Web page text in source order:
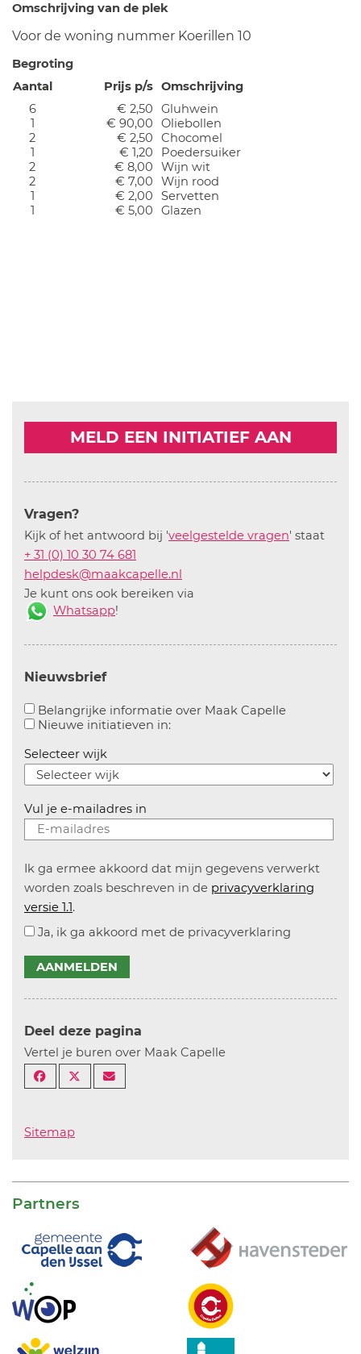
Omschrijving van de plek
Voor de woning nummer Koerillen 10
Begroting
Aantal
Prijs p/s Omschrijving
6
€ 2,50
Gluhwein
1
€ 90,00
Oliebollen
2
€ 2,50
Chocomel
1
€ 1,20
Poedersuiker
2
€ 8,00
Wijn wit
2
€ 7,00
Wijn rood
1
€ 2,00
Servetten
1
€ 5,00 Glazen
MELD EEN INITIATIEF AAN
Vragen?
Kijk of het antwoord bij 'veelgestelde vragen' staat
+ 31 (0) 10 30 74 681
helpdesk@maakcapelle.nl
Je kunt ons ook bereiken via
Whatsapp!
Nieuwsbrief
Belangrijke informatie over Maak CapelleAanvinken
Nieuwe initiatieven in:Aanvinken om informatie over
Selecteer wijk
Vul je e-mailadres in
Ik ga ermee akkoord dat mijn gegevens verwerkt
worden zoals beschreven in de privacyverklaring
versie 1.1.
Ja, ik ga akkoord met de privacyverklaring
AANMELDEN
Deel deze pagina
Vertel je buren over Maak Capelle
Sitemap
Partners